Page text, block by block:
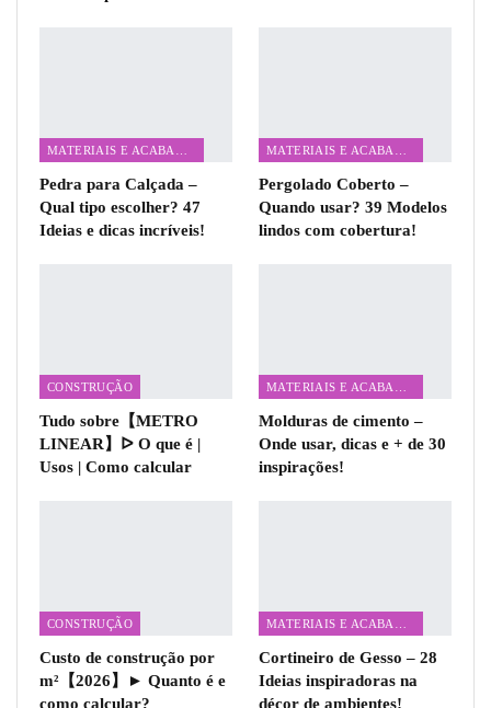
Pedra para Calçada –
Qual tipo escolher? 47
Ideias e dicas incríveis!
Pergolado Coberto –
Quando usar? 39 Modelos
lindos com cobertura!
CONSTRUÇÃO
Tudo sobre【METRO
LINEAR】ᐅ O que é |
Usos | Como calcular
Molduras de cimento –
Onde usar, dicas e + de 30
inspirações!
CONSTRUÇÃO
Custo de construção por
m²【2026】► Quanto é e
como calcular?
Cortineiro de Gesso – 28
Ideias inspiradoras na
décor de ambientes!